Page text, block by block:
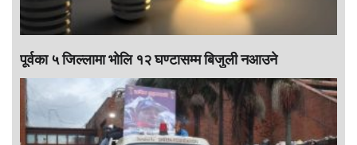
पूर्वका ५ जिल्लामा भाेलि १२ घण्टासम्म बिजुली नआउने